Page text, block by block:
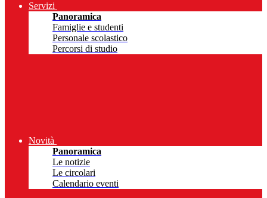
Servizi
Panoramica
Famiglie e studenti
Personale scolastico
Percorsi di studio
Novità
Panoramica
Le notizie
Le circolari
Calendario eventi